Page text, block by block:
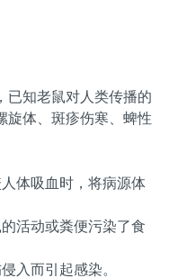
已知老鼠对人类传播的
旋体、斑疹伤寒、蜱性
体吸血时，将病源体
活动或粪便污染了食
入而引起感染。